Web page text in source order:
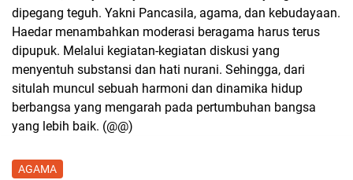
dipegang teguh. Yakni Pancasila, agama, dan kebudayaan.
Haedar menambahkan moderasi beragama harus terus
dipupuk. Melalui kegiatan-kegiatan diskusi yang
menyentuh substansi dan hati nurani. Sehingga, dari
situlah muncul sebuah harmoni dan dinamika hidup
berbangsa yang mengarah pada pertumbuhan bangsa
yang lebih baik. (@@)
AGAMA